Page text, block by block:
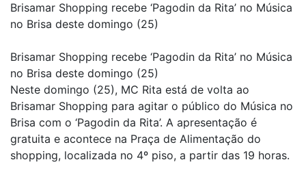
Brisamar Shopping recebe ‘Pagodin da Rita’ no Música
no Brisa deste domingo (25)
Brisamar Shopping recebe ‘Pagodin da Rita’ no Música
no Brisa deste domingo (25)
Neste domingo (25), MC Rita está de volta ao
Brisamar Shopping para agitar o público do Música no
Brisa com o ‘Pagodin da Rita’. A apresentação é
gratuita e acontece na Praça de Alimentação do
shopping, localizada no 4º piso, a partir das 19 horas.